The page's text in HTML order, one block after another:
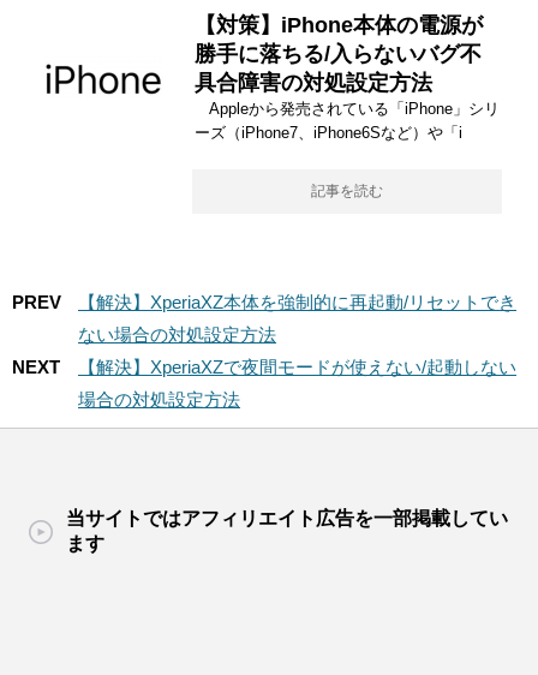
【対策】iPhone本体の電源が
勝手に落ちる/入らないバグ不
具合障害の対処設定方法
Appleから発売されている「iPhone」シリ
ーズ（iPhone7、iPhone6Sなど）や「i
記事を読む
PREV
【解決】XperiaXZ本体を強制的に再起動/リセットでき
ない場合の対処設定方法
NEXT
【解決】XperiaXZで夜間モードが使えない/起動しない
場合の対処設定方法
当サイトではアフィリエイト広告を一部掲載してい
ます